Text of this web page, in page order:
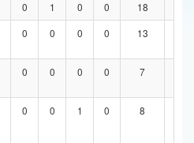
0 1 0 0 18
0 0 0 0 13
0 0 0 0 7
0 0 1 0 8